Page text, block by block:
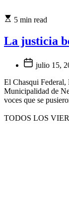
5 min read
La justicia
julio 15,
El Chasqui Federal,
Municipalidad de
voces que se
TODOS LOS